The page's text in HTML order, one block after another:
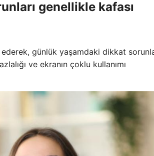
genellikle kafası
günlük yaşamdaki dikkat
ve ekranın çoklu kullanımı